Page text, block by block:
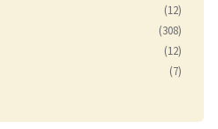
(12)
(308)
(12)
(7)